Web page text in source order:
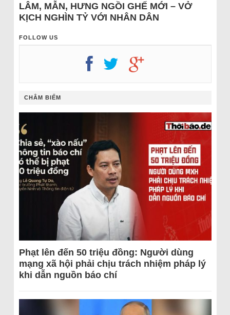
LÂM, MẪN, HƯNG NGỒI GHẾ MỚI – VỞ
KỊCH NGHÌN TỶ VỚI NHÂN DÂN
FOLLOW US
CHÂM BIẾM
Phạt lên đến 50 triệu đồng: Người dùng
mạng xã hội phải chịu trách nhiệm pháp lý
khi dẫn nguồn báo chí